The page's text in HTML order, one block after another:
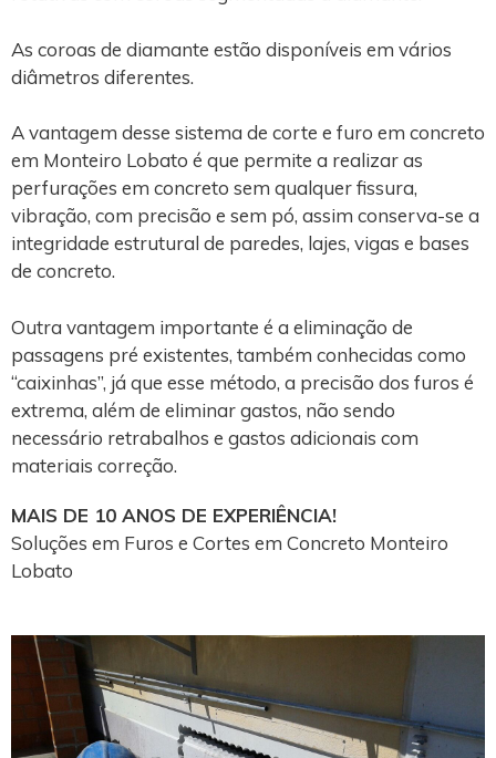
As coroas de diamante estão disponíveis em vários
diâmetros diferentes.
A vantagem desse sistema de corte e furo em concreto
em Monteiro Lobato é que permite a realizar as
perfurações em concreto sem qualquer fissura,
vibração, com precisão e sem pó, assim conserva-se a
integridade estrutural de paredes, lajes, vigas e bases
de concreto.
Outra vantagem importante é a eliminação de
passagens pré existentes, também conhecidas como
“caixinhas”, já que esse método, a precisão dos furos é
extrema, além de eliminar gastos, não sendo
necessário retrabalhos e gastos adicionais com
materiais correção.
MAIS DE 10 ANOS DE EXPERIÊNCIA!
Soluções em Furos e Cortes em Concreto Monteiro
Lobato